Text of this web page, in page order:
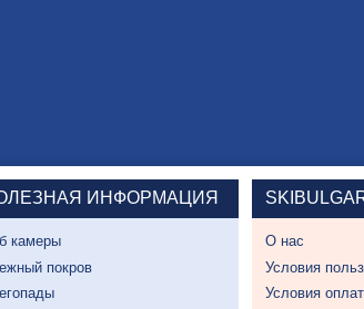
ИНФОРМАЦИЯ
камеры
покров
О нас
Условия
Условия